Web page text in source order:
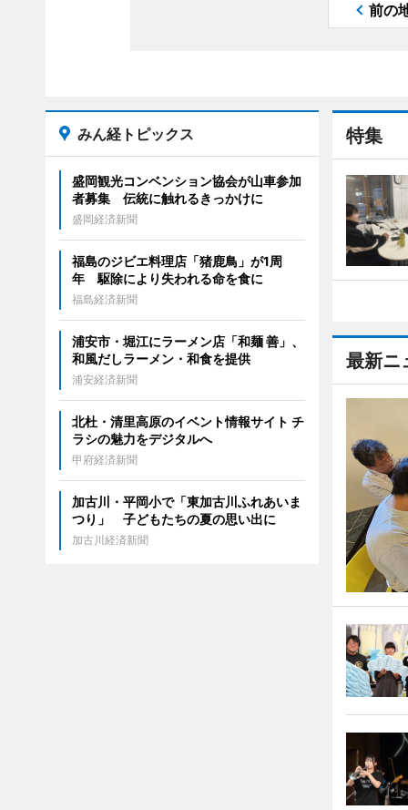
前の
特集
最新ニ
みん経トピックス
盛岡観光コンベンション協会が山車参加
者募集 伝統に触れるきっかけに
盛岡経済新聞
福島のジビエ料理店「猪鹿鳥」が1周
年 駆除により失われる命を食に
福島経済新聞
浦安市・堀江にラーメン店「和麺 善」、
和風だしラーメン・和食を提供
浦安経済新聞
北杜・清里高原のイベント情報サイト チ
ラシの魅力をデジタルへ
甲府経済新聞
加古川・平岡小で「東加古川ふれあいま
つり」 子どもたちの夏の思い出に
加古川経済新聞